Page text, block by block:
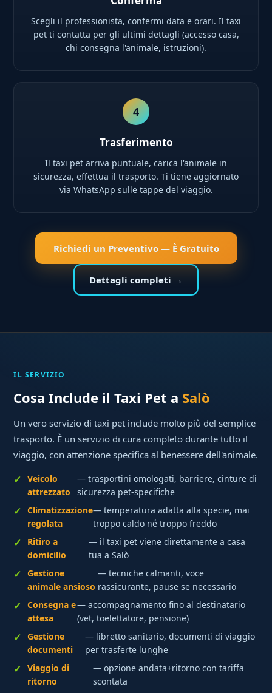
Scegli il professionista, confermi data e orari. Il taxi
pet ti contatta per gli ultimi dettagli (accesso casa,
chi consegna l'animale, istruzioni).
4
Trasferimento
Il taxi pet arriva puntuale, carica l'animale in
sicurezza, effettua il trasporto. Ti tiene aggiornato
via WhatsApp sulle tappe del viaggio.
Richiedi un Preventivo — È Gratuito
Dettagli completi →
IL SERVIZIO
Cosa Include il Taxi Pet a Salò
Un vero servizio di taxi pet include molto più del semplice
trasporto. È un servizio di cura completo durante tutto il
viaggio, con attenzione specifica al benessere dell'animale.
Veicolo
attrezzato
— trasportini omologati, barriere, cinture di
sicurezza pet-specifiche
Climatizzazione
regolata
— temperatura adatta alla specie, mai
troppo caldo né troppo freddo
Ritiro a
domicilio
— il taxi pet viene direttamente a casa
tua a Salò
Gestione
animale ansioso
— tecniche calmanti, voce
rassicurante, pause se necessario
Consegna e
attesa
— accompagnamento fino al destinatario
(vet, toelettatore, pensione)
Gestione
documenti
— libretto sanitario, documenti di viaggio
per trasferte lunghe
Viaggio di
ritorno
— opzione andata+ritorno con tariffa
scontata